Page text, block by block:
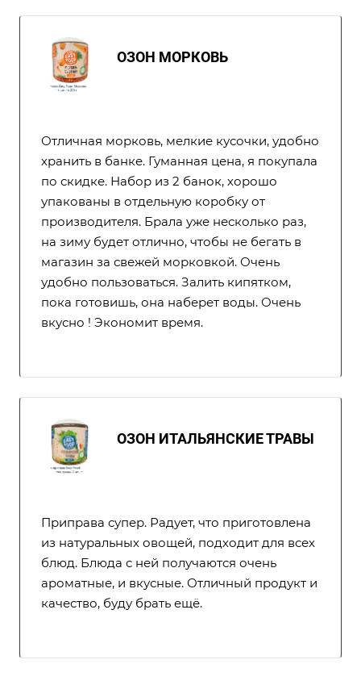
ОЗОН МОРКОВЬ
Отличная морковь, мелкие кусочки, удобно
хранить в банке. Гуманная цена, я покупала
по скидке. Набор из 2 банок, хорошо
упакованы в отдельную коробку от
производителя. Брала уже несколько раз,
на зиму будет отлично, чтобы не бегать в
магазин за свежей морковкой. Очень
удобно пользоваться. Залить кипятком,
пока готовишь, она наберет воды. Очень
вкусно ! Экономит время.
ОЗОН ИТАЛЬЯНСКИЕ ТРАВЫ
Приправа супер. Радует, что приготовлена
из натуральных овощей, подходит для всех
блюд. Блюда с ней получаются очень
ароматные, и вкусные. Отличный продукт и
качество, буду брать ещё.